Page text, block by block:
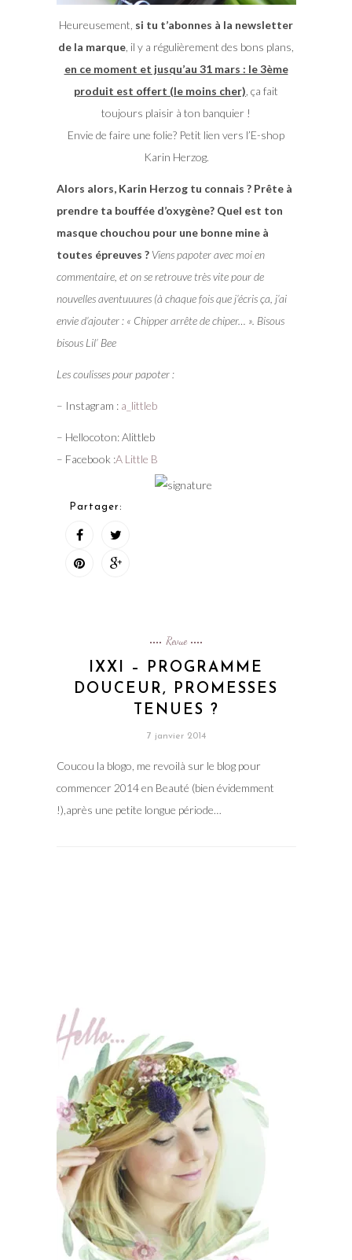
Heureusement, si tu t’abonnes à la newsletter
de la marque, il y a régulièrement des bons plans,
en ce moment et jusqu’au 31 mars : le 3ème
produit est offert (le moins cher), ça fait
toujours plaisir à ton banquier !
Envie de faire une folie? Petit lien vers l’E-shop
Karin Herzog.
Alors alors, Karin Herzog tu connais ? Prête à
prendre ta bouffée d’oxygène? Quel est ton
masque chouchou pour une bonne mine à
toutes épreuves ? Viens papoter avec moi en
commentaire, et on se retrouve très vite pour de
nouvelles aventuuures (à chaque fois que j’écris ça, j’ai
envie d’ajouter : « Chipper arrête de chiper… ». Bisous
bisous Lil’ Bee
Les coulisses pour papoter :
– Instagram : a_littleb
– Hellocoton: Alittleb
– Facebook :A Little B
Partager:
Revue
IXXI – PROGRAMME
DOUCEUR, PROMESSES
TENUES ?
7 janvier 2014
Coucou la blogo, me revoilà sur le blog pour
commencer 2014 en Beauté (bien évidemment
!),après une petite longue période…